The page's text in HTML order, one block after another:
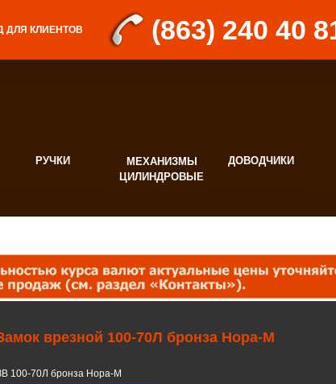
ДЛЯ КЛИЕНТОВ
РУЧКИ
МЕХАНИЗМЫ
ЦИЛИНДРОВЫЕ
ДОВОДЧИКИ
(863) 240 40
врезной 100-70Л бронза Нора-М
100-70Л бронза Нора-М